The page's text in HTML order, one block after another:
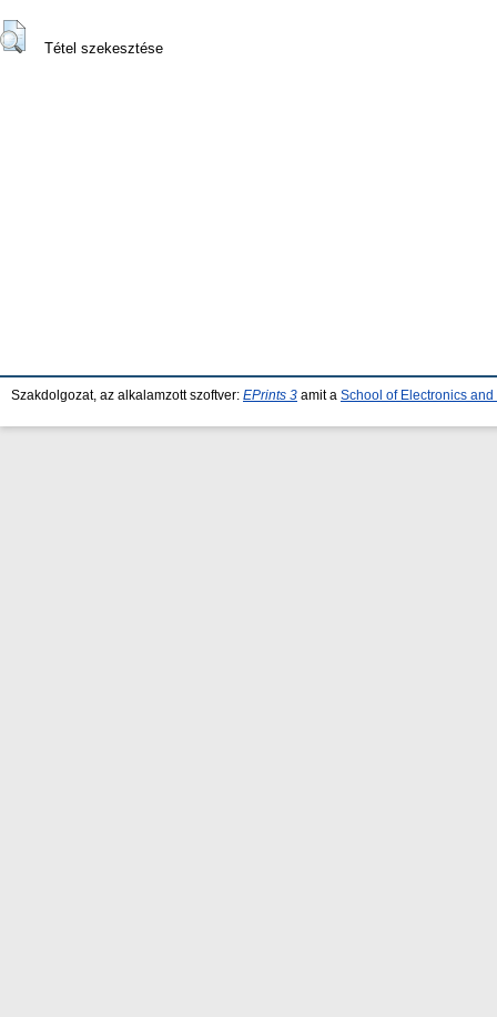
Tétel szekesztése
Szakdolgozat, az alkalamzott szoftver: EPrints 3 amit a School of Electronics